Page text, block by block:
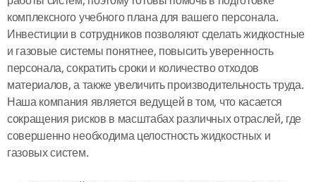
комплексного учебного плана для вашего персонала.
Инвестиции в сотрудников позволяют сделать жидкостные
и газовые системы понятнее, повысить уверенность
персонала, сократить сроки и количество отходов
материалов, а также увеличить производительность труда.
Наша компания является ведущей в том, что касается
сокращения рисков в масштабах различных отраслей, где
совершенно необходима целостность жидкостных и
газовых систем.